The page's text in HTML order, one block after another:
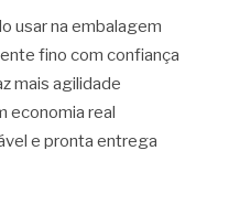
usar na embalagem
fino com confiança
mais agilidade
economia real
e pronta entrega